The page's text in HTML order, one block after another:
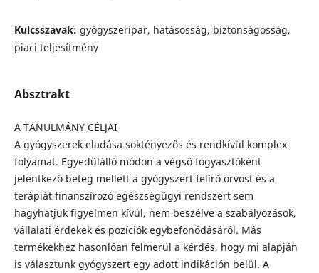
Kulcsszavak: gyógyszeripar, hatásosság, biztonságosság,
piaci teljesítmény
Absztrakt
A TANULMÁNY CÉLJAI
A gyógyszerek eladása soktényezős és rendkívül komplex
folyamat. Egyedülálló módon a végső fogyasztóként
jelentkező beteg mellett a gyógyszert felíró orvost és a
terápiát finanszírozó egészségügyi rendszert sem
hagyhatjuk figyelmen kívül, nem beszélve a szabályozások,
vállalati érdekek és pozíciók egybefonódásáról. Más
termékekhez hasonlóan felmerül a kérdés, hogy mi alapján
is választunk gyógyszert egy adott indikáción belül. A